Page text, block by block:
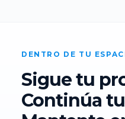
DENTRO DE TU
Sigue tu
Continúa